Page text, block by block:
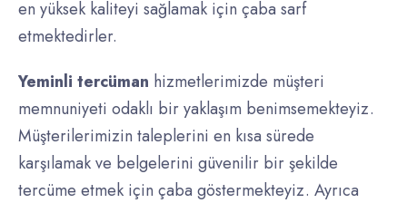
en yüksek kaliteyi sağlamak için çaba sarf
etmektedirler.
Yeminli tercüman hizmetlerimizde müşteri
memnuniyeti odaklı bir yaklaşım benimsemekteyiz.
Müşterilerimizin taleplerini en kısa sürede
karşılamak ve belgelerini güvenilir bir şekilde
tercüme etmek için çaba göstermekteyiz. Ayrıca